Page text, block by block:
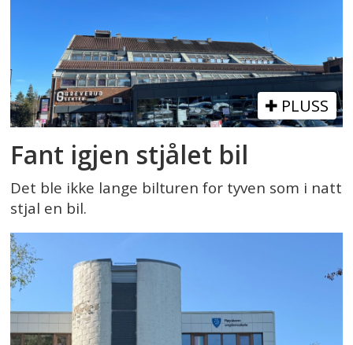
PLUSS
Fant igjen stjålet bil
Det ble ikke lange bilturen for tyven som i natt
stjal en bil.